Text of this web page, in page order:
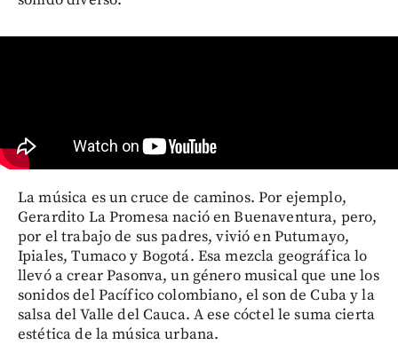
La música es un cruce de caminos. Por ejemplo,
Gerardito La Promesa nació en Buenaventura, pero,
por el trabajo de sus padres, vivió en Putumayo,
Ipiales, Tumaco y Bogotá. Esa mezcla geográfica lo
llevó a crear Pasonva, un género musical que une los
sonidos del Pacífico colombiano, el son de Cuba y la
salsa del Valle del Cauca. A ese cóctel le suma cierta
estética de la música urbana.